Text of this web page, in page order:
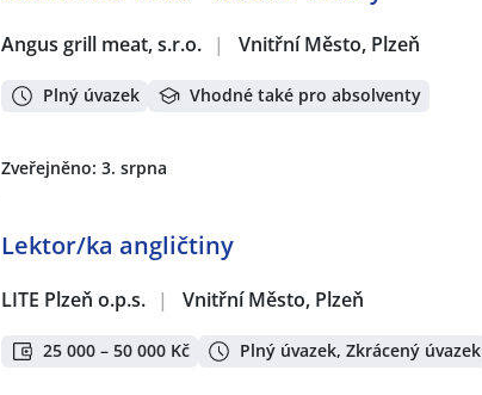
Angus grill meat, s.r.o. | Vnitřní Město, Plzeň
Plný úvazek Vhodné také pro absolventy
Zveřejněno: 3. srpna
Lektor/ka angličtiny
LITE Plzeň o.p.s. | Vnitřní Město, Plzeň
25 000 – 50 000 Kč Plný úvazek, Zkrácený úvazek